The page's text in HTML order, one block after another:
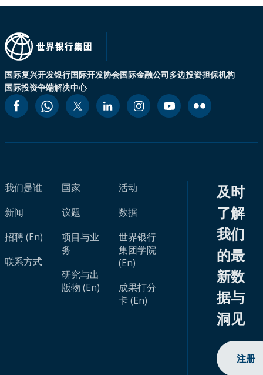
国际复兴开发银行国际开发协会国际金融公司多边投资担保机构
国际投资争端解决中心
我们是谁
新闻
招聘 (En)
联系方式
国家
议题
项目与业
务
研究与出
版物 (En)
活动
数据
世界银行
集团学院
(En)
成果打分
卡 (En)
及时
了解
我们
的最
新数
据与
洞见
注册